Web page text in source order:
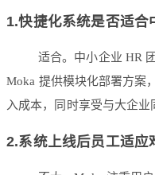
1.快捷化系统是否适合
适合。中小企业 HR
Moka 提供模块化部署方案
入成本，同时享受与大企业
2.系统上线后员工适应